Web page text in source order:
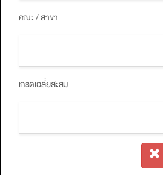
คณะ / สาขา
เกรดเฉลี่ยสะสม